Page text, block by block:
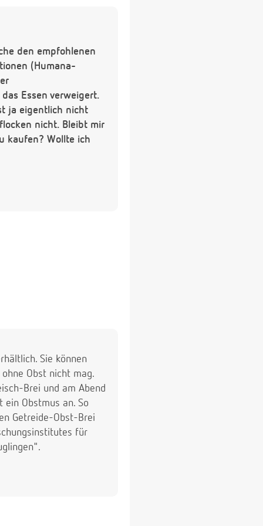
den empfohlenen
(Humana-
Essen verweigert.
ja eigentlich nicht
nicht. Bleibt mir
kaufen? Wollte ich
Sie können
Obst nicht mag.
Brei und am Abend
Obstmus an. So
Getreide-Obst-Brei
für